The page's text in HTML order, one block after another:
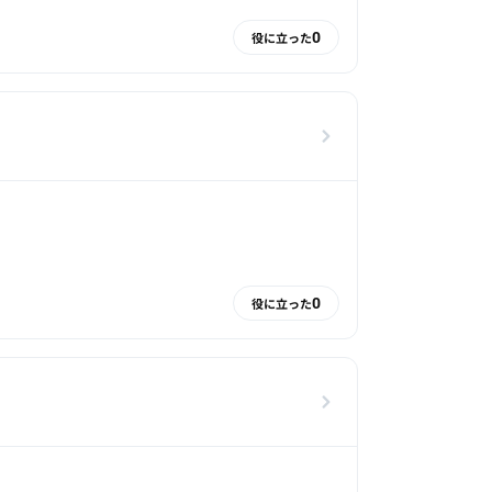
役に立った0
役に立った0